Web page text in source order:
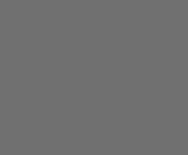
Deutsch, Englisch, Ukrainisch